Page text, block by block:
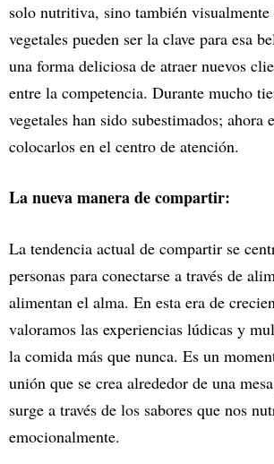
solo nutritiva, sino también
vegetales pueden ser la clave para esa
una forma deliciosa de atraer nuevos
entre la competencia. Durante mucho
vegetales han sido subestimados; ahora
colocarlos en el centro de atención.
La nueva manera de compartir:
La tendencia actual de compartir se
personas para conectarse a través de
alimentan el alma. En esta era de
valoramos las experiencias lúdicas y
la comida más que nunca. Es un
unión que se crea alrededor de una
surge a través de los sabores que nos
emocionalmente.